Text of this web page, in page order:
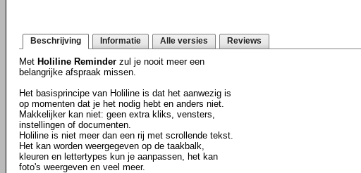
Beschrijving Informatie Alle versies Reviews
Met Holiline Reminder zul je nooit meer een
belangrijke afspraak missen.
Het basisprincipe van Holiline is dat het aanwezig is
op momenten dat je het nodig hebt en anders niet.
Makkelijker kan niet: geen extra kliks, vensters,
instellingen of documenten.
Holiline is niet meer dan een rij met scrollende tekst.
Het kan worden weergegeven op de taakbalk,
kleuren en lettertypes kun je aanpassen, het kan
foto's weergeven en veel meer.